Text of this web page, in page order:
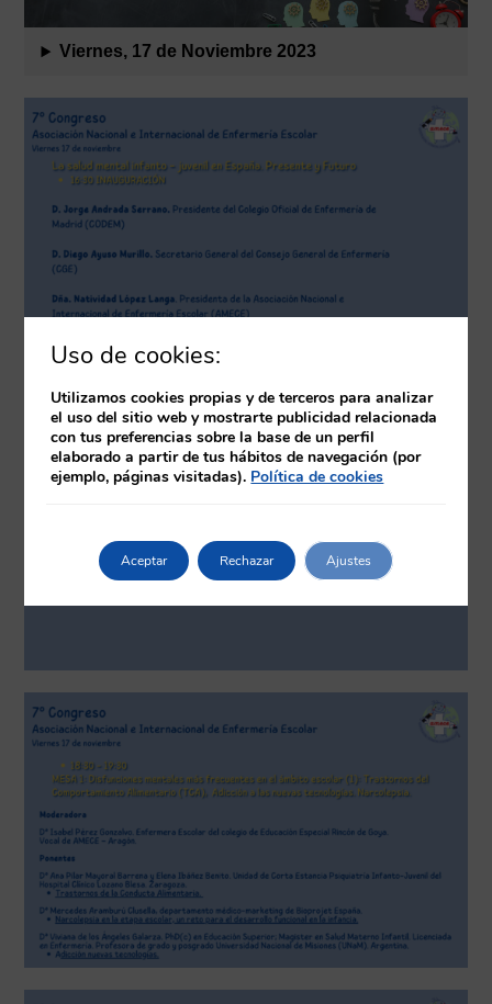
Viernes, 17 de Noviembre 2023
Uso de cookies:
Utilizamos cookies propias y de terceros para analizar
el uso del sitio web y mostrarte publicidad relacionada
con tus preferencias sobre la base de un perfil
elaborado a partir de tus hábitos de navegación (por
ejemplo, páginas visitadas). Política de cookies
Aceptar Rechazar Ajustes